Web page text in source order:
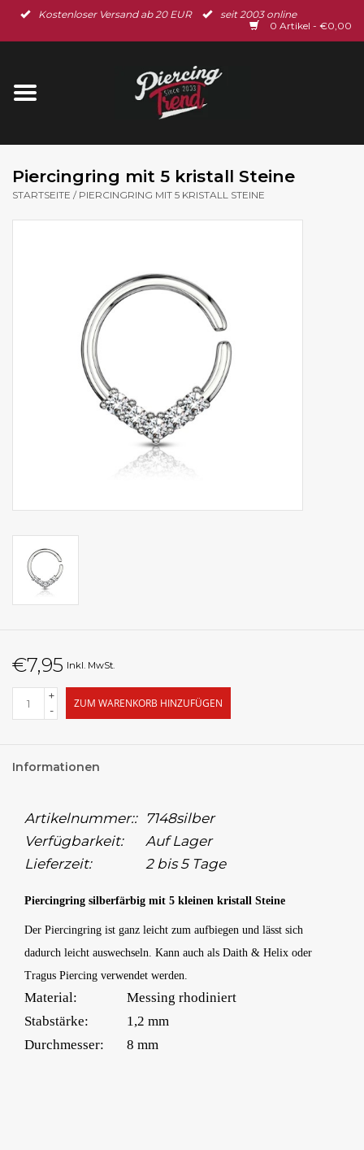
Kostenloser Versand ab 20 EUR
seit 2003 online
0 Artikel - €0,00
Startseite
Ohrschmuck
Piercingring mit 5 kristall Steine
STARTSEITE / PIERCINGRING MIT 5 KRISTALL STEINE
€7,95 Inkl. MwSt.
+
-
ZUM WARENKORB HINZUFÜGEN
Informationen
Artikelnummer:: 7148silber
Verfügbarkeit:
Auf Lager
Lieferzeit:
2 bis 5 Tage
Piercingring silberfärbig mit 5 kleinen kristall Steine
Der Piercingring ist ganz leicht zum aufbiegen und lässt sich
dadurch leicht auswechseln. Kann auch als Daith & Helix oder
Tragus Piercing verwendet werden.
Material:
Messing rhodiniert
Stabstärke:
1,2 mm
Durchmesser:
8 mm